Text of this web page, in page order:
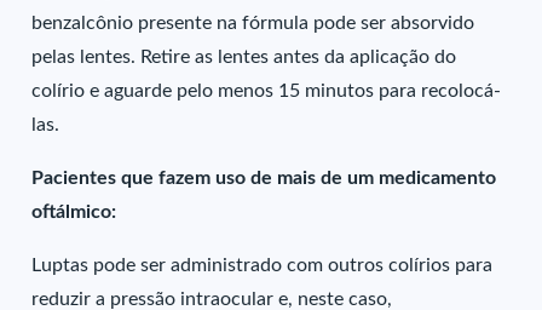
benzalcônio presente na fórmula pode ser absorvido
pelas lentes. Retire as lentes antes da aplicação do
colírio e aguarde pelo menos 15 minutos para recolocá-
las.
Pacientes que fazem uso de mais de um medicamento
oftálmico:
Luptas pode ser administrado com outros colírios para
reduzir a pressão intraocular e, neste caso,